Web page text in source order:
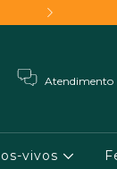
Atendimento
vivos